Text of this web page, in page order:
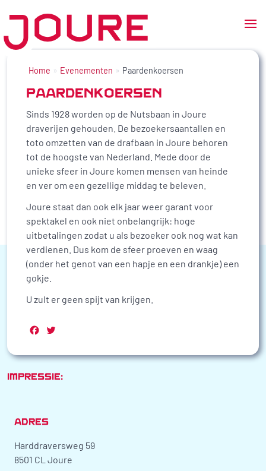
Ga
inhoud
Home Evenementen Paardenkoersen
PAARDENKOERSEN
Sinds 1928 worden op de Nutsbaan in Joure
draverijen gehouden. De bezoekersaantallen en
toto omzetten van de drafbaan in Joure behoren
tot de hoogste van Nederland. Mede door de
unieke sfeer in Joure komen mensen van heinde
en ver om een gezellige middag te beleven.
Joure staat dan ook elk jaar weer garant voor
spektakel en ook niet onbelangrijk: hoge
uitbetalingen zodat u als bezoeker ook nog wat kan
verdienen. Dus kom de sfeer proeven en waag
(onder het genot van een hapje en een drankje) een
gokje.
U zult er geen spijt van krijgen.
Facebook
IMPRESSIE:
ADRES
Harddraversweg 59
8501 CL Joure